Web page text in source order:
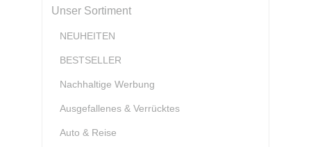
Unser Sortiment
NEUHEITEN
BESTSELLER
Nachhaltige Werbung
Ausgefallenes & Verrücktes
Auto & Reise